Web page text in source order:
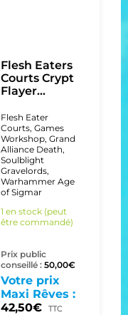
Flesh Eaters
Courts Crypt
Flayer...
Flesh Eater
Courts, Games
Workshop, Grand
Alliance Death,
Soulblight
Gravelords,
Warhammer Age
of Sigmar
1 en stock (peut
être commandé)
Prix public
conseillé : 50,00€
Votre prix
Maxi Rêves :
42,50€ TTC